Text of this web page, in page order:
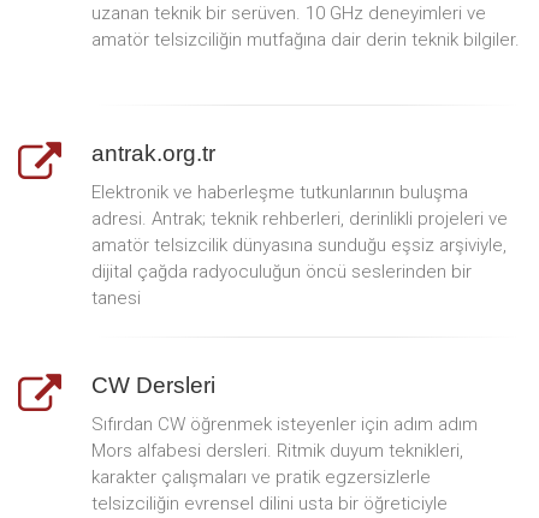
uzanan teknik bir serüven. 10 GHz deneyimleri ve
amatör telsizciliğin mutfağına dair derin teknik bilgiler.
antrak.org.tr
Elektronik ve haberleşme tutkunlarının buluşma
adresi. Antrak; teknik rehberleri, derinlikli projeleri ve
amatör telsizcilik dünyasına sunduğu eşsiz arşiviyle,
dijital çağda radyoculuğun öncü seslerinden bir
tanesi
CW Dersleri
Sıfırdan CW öğrenmek isteyenler için adım adım
Mors alfabesi dersleri. Ritmik duyum teknikleri,
karakter çalışmaları ve pratik egzersizlerle
telsizciliğin evrensel dilini usta bir öğreticiyle